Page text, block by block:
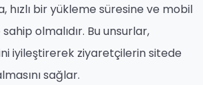
hızlı bir yükleme süresine ve mobil
olmalıdır. Bu unsurlar,
iyileştirerek ziyaretçilerin sitede
sağlar.